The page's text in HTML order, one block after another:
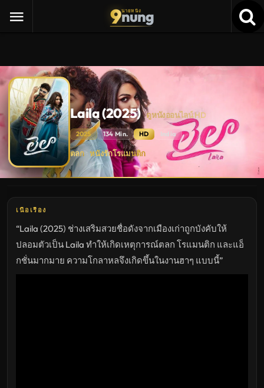
9นายหนัง
nung
Laila (2025) ดูหนังออนไลน์ HD
2025 134 Min. HD India
Laila
(2025)
ดู
หนัง
ไทย
เต็ม
เรื่อง
HD
อัปเดต
ล่าสุด
ตลก · หนังรักโรแมนติก
เนื้อเรื่อง
“Laila (2025) ช่างเสริมสวยชื่อดังจากเมืองเก่าถูกบังคับให้
ปลอมตัวเป็น Laila ทำให้เกิดเหตุการณ์ตลก โรแมนติก และแอ็
กชั่นมากมาย ความโกลาหลจึงเกิดขึ้นในงานฮาๆ แบบนี้”